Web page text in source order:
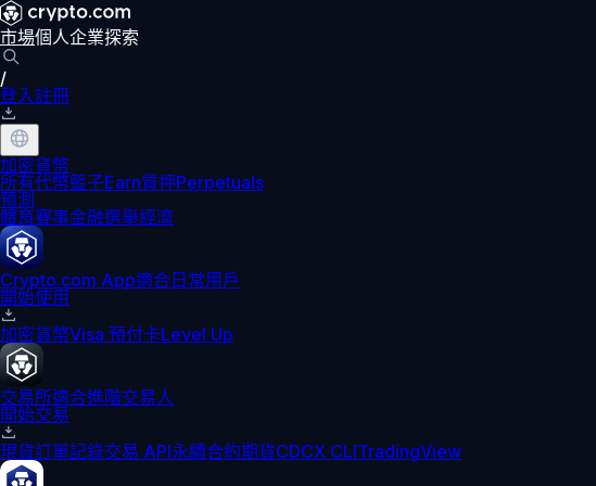
市場個人企業探索
/
登入註冊
加密貨幣
所有代幣籃子Earn質押Perpetuals
預測
體育賽事金融選舉經濟
Crypto.com App適合日常用戶
開始使用
加密貨幣Visa 預付卡Level Up
交易所適合進階交易人
開始交易
現貨訂單記錄交易 API永續合約期貨CDCX CLITradingView